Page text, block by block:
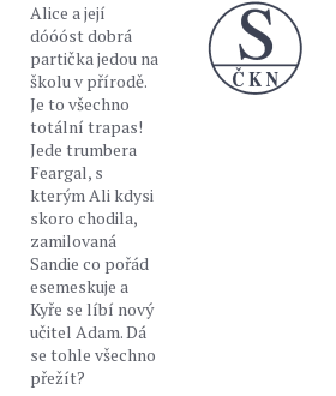
Alice a její
dóóóst dobrá
partička jedou na
školu v přírodě.
Je to všechno
totální trapas!
Jede trumbera
Feargal, s
kterým Ali kdysi
skoro chodila,
zamilovaná
Sandie co pořád
esemeskuje a
Kyře se líbí nový
učitel Adam. Dá
se tohle všechno
přežít?